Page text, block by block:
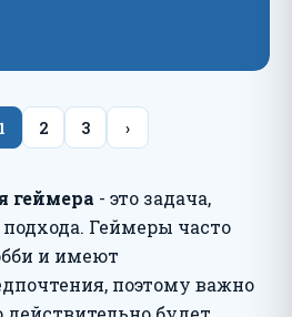
1 2 3 ›
геймера - это задача,
Геймеры часто
и имеют
поэтому важно